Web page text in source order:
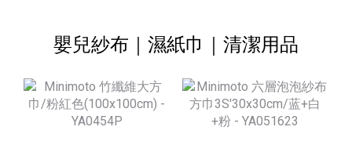
嬰兒紗布｜濕紙巾｜清潔用品